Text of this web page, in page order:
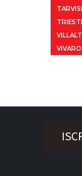
VIVARO